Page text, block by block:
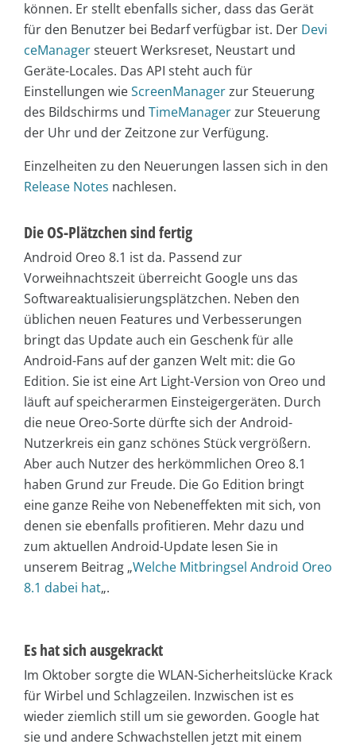
können. Er stellt ebenfalls sicher, dass das Gerät
für den Benutzer bei Bedarf verfügbar ist. Der Devi
ceManagersteuert Werksreset, Neustart und
Geräte-Locales. Das API steht auch für
Einstellungen wieScreenManagerzur Steuerung
des Bildschirms und TimeManagerzur Steuerung
der Uhr und der Zeitzone zur Verfügung.
Einzelheiten zu den Neuerungen lassen sich in den
Release Notes nachlesen.
Die OS-Plätzchen sind fertig
Android Oreo 8.1 ist da. Passend zur
Vorweihnachtszeit überreicht Google uns das
Softwareaktualisierungsplätzchen. Neben den
üblichen neuen Features und Verbesserungen
bringt das Update auch ein Geschenk für alle
Android-Fans auf der ganzen Welt mit: die Go
Edition. Sie ist eine Art Light-Version von Oreo und
läuft auf speicherarmen Einsteigergeräten. Durch
die neue Oreo-Sorte dürfte sich der Android-
Nutzerkreis ein ganz schönes Stück vergrößern.
Aber auch Nutzer des herkömmlichen Oreo 8.1
haben Grund zur Freude. Die Go Edition bringt
eine ganze Reihe von Nebeneffekten mit sich, von
denen sie ebenfalls profitieren. Mehr dazu und
zum aktuellen Android-Update lesen Sie in
unserem Beitrag „Welche Mitbringsel Android Oreo
8.1 dabei hat„.
Es hat sich ausgekrackt
Im Oktober sorgte die WLAN-Sicherheitslücke Krack
für Wirbel und Schlagzeilen. Inzwischen ist es
wieder ziemlich still um sie geworden. Google hat
sie und andere Schwachstellen jetzt mit einem